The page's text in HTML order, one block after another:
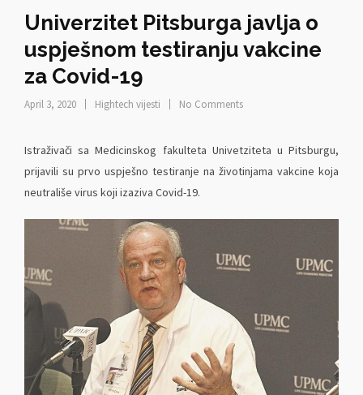
Univerzitet Pitsburga javlja o
uspješnom testiranju vakcine
za Covid-19
April 3, 2020 Hightech vijesti No Comments
Istraživači sa Medicinskog fakulteta Univetziteta u Pitsburgu,
prijavili su prvo uspješno testiranje na životinjama vakcine koja
neutrališe virus koji izaziva Covid-19.